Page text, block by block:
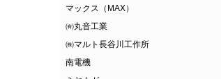
マックス（MAX）
㈲丸音工業
㈱マルト長谷川工作所
南電機